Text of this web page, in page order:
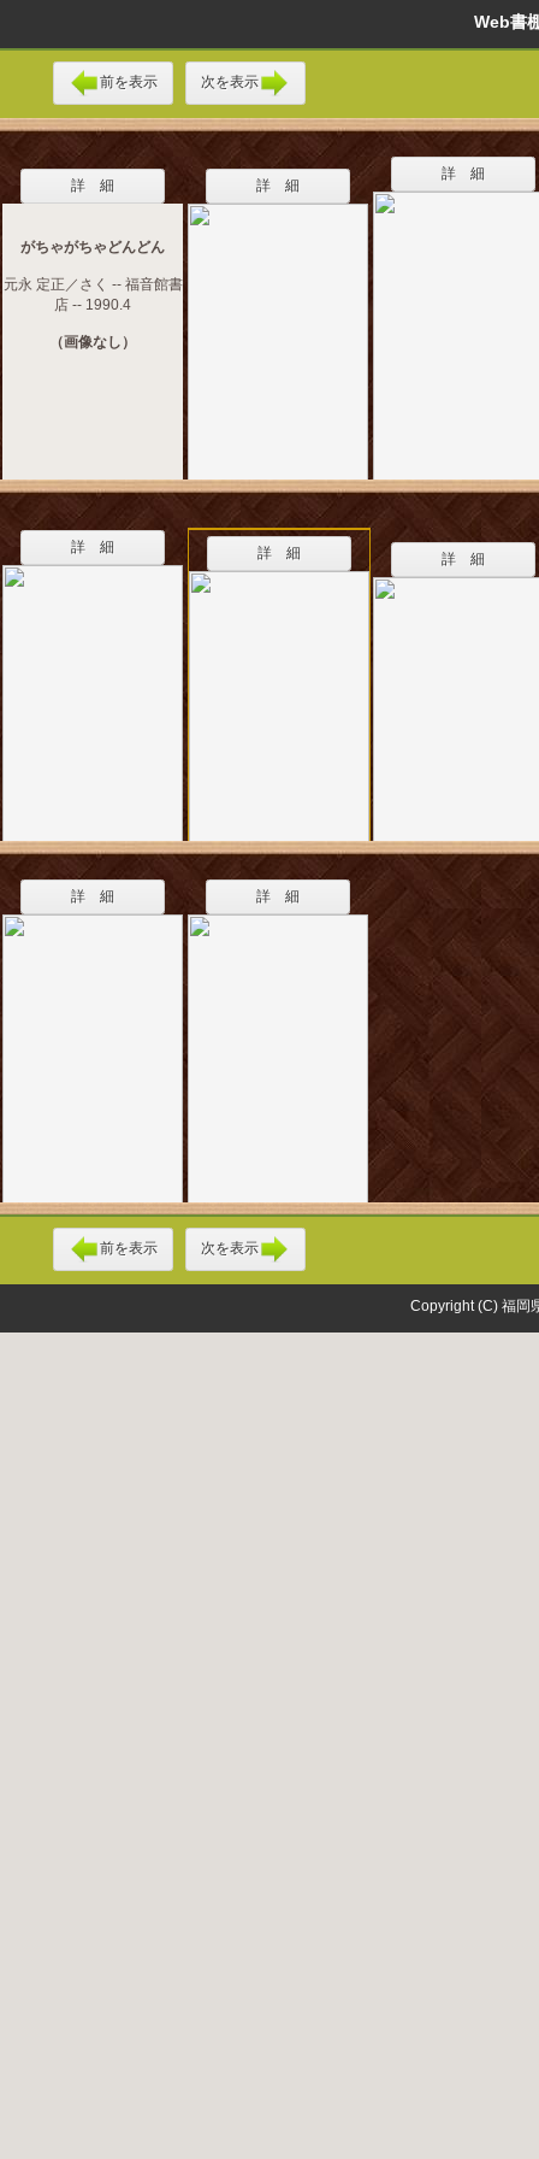
Web
前を表示 次を表示
詳 細
がちゃがちゃどんどん
元永 定正／さく -- 福音館書
店 -- 1990.4
（画像なし）
詳 細
詳 細
詳 細 詳 細 詳 細
詳 細 詳 細
前を表示 次を表示
Copyright (C) 福岡